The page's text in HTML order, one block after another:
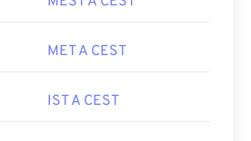
MET A CEST
IST A CEST